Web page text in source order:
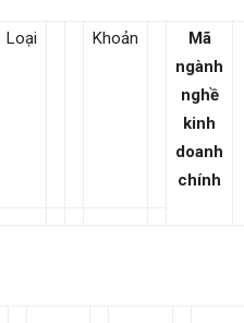
Loại Khoản
Mã
ngành
nghề
kinh
doanh
chính